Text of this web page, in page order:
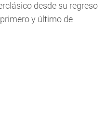
desde su regreso
y último de